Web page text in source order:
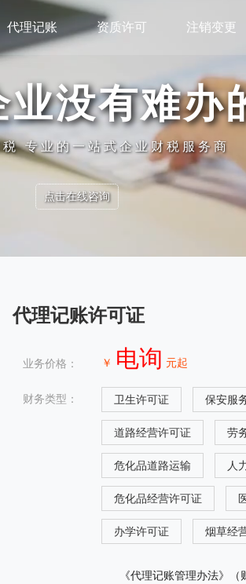
代理记账 资质许可 注销变更
业没有难办
税 专业的一站式企业财税服务商
点击在线咨询
代理记账许可证
业务价格： ￥ 电询 元起
财务类型： 卫生许可证 保安服
道路经营许可证 劳
危化品道路运输 人
危化品经营许可证
办学许可证 烟草经
《代理记账管理办法》